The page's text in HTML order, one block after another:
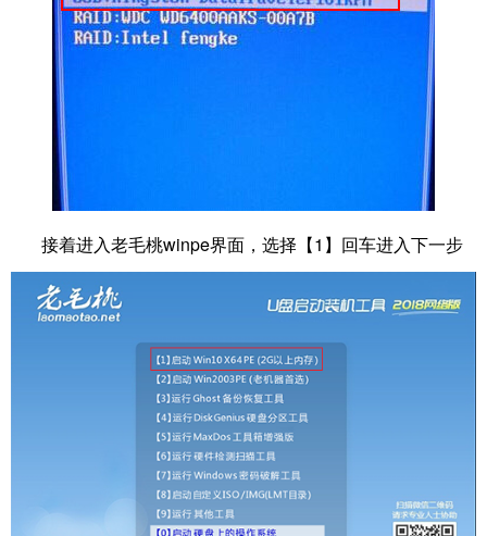
接着进入老毛桃winpe界面，选择【1】回车进入下一步